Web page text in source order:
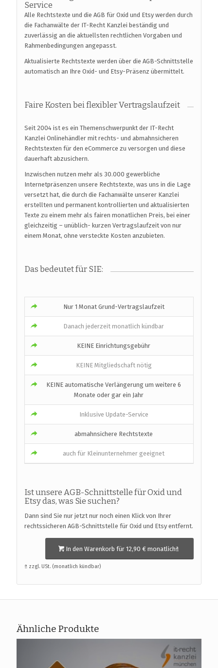
Service
Alle Rechtstexte und die AGB für Oxid und Etsy werden durch
die Fachanwälte der IT-Recht Kanzlei beständig und
zuverlässig an die aktuellsten rechtlichen Vorgaben und
Rahmenbedingungen angepasst.
Aktualisierte Rechtstexte werden über die AGB-Schnittstelle
automatisch an Ihre Oxid- und Etsy-Präsenz übermittelt.
Faire Kosten bei flexibler Vertragslaufzeit
Seit 2004 ist es ein Themenschwerpunkt der IT-Recht
Kanzlei Onlinehändler mit rechts- und abmahnsicheren
Rechtstexten für den eCommerce zu versorgen und diese
dauerhaft abzusichern.
Inzwischen nutzen mehr als 30.000 gewerbliche
Internetpräsenzen unsere Rechtstexte, was uns in die Lage
versetzt hat, die durch die Fachanwälte unserer Kanzlei
erstellten und permanent kontrollierten und aktualisierten
Texte zu einem mehr als fairen monatlichen Preis, bei einer
gleichzeitig – unüblich- kurzen Vertragslaufzeit von nur
einem Monat, ohne versteckte Kosten anzubieten.
Das bedeutet für SIE:
Nur 1 Monat Grund-Vertragslaufzeit
Danach jederzeit monatlich kündbar
KEINE Einrichtungsgebühr
KEINE Mitgliedschaft nötig
KEINE automatische Verlängerung um weitere 6
Monate oder gar ein Jahr
Inklusive Update-Service
abmahnsichere Rechtstexte
auch für Kleinunternehmer geeignet
Ist unsere AGB-Schnittstelle für Oxid und
Etsy das, was Sie suchen?
Dann sind Sie nur jetzt nur noch einen Klick von Ihrer
rechtssicheren AGB-Schnittstelle für Oxid und Etsy entfernt.
In den Warenkorb für 12,90 € monatlichª
ª zzgl. USt. (monatlich kündbar)
Ähnliche Produkte